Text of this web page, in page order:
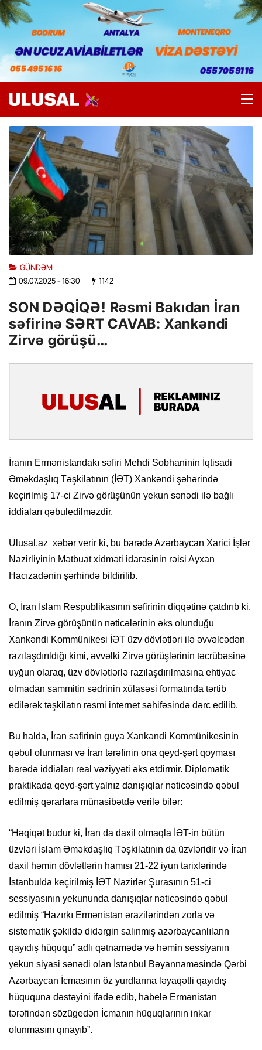
GÜNDƏM
09.07.2025- 16:30 1142
SON DƏQİQƏ! Rəsmi Bakıdan İran
səfirinə SƏRT CAVAB: Xankəndi
Zirvə görüşü…
İranın Ermənistandakı səfiri Mehdi Sobhaninin İqtisadi
Əməkdaşlıq Təşkilatının (İƏT) Xankəndi şəhərində
keçirilmiş 17-ci Zirvə görüşünün yekun sənədi ilə bağlı
iddiaları qəbuledilməzdir.
Ulusal.az xəbər verir ki, bu barədə Azərbaycan Xarici İşlər
Nazirliyinin Mətbuat xidməti idarəsinin rəisi Ayxan
Hacızadənin şərhində bildirilib.
O, İran İslam Respublikasının səfirinin diqqətinə çatdırıb ki,
İranın Zirvə görüşünün nəticələrinin əks olunduğu
Xankəndi Kommünikesi İƏT üzv dövlətləri ilə əvvəlcədən
razılaşdırıldığı kimi, əvvəlki Zirvə görüşlərinin təcrübəsinə
uyğun olaraq, üzv dövlətlərlə razılaşdırılmasına ehtiyac
olmadan sammitin sədrinin xülasəsi formatında tərtib
edilərək təşkilatın rəsmi internet səhifəsində dərc edilib.
Bu halda, İran səfirinin guya Xankəndi Kommünikesinin
qəbul olunması və İran tərəfinin ona qeyd-şərt qoyması
barədə iddiaları real vəziyyəti əks etdirmir. Diplomatik
praktikada qeyd-şərt yalnız danışıqlar nəticəsində qəbul
edilmiş qərarlara münasibətdə verilə bilər:
“Həqiqət budur ki, İran da daxil olmaqla İƏT-in bütün
üzvləri İslam Əməkdaşlıq Təşkilatının da üzvləridir və İran
daxil həmin dövlətlərin hamısı 21-22 iyun tarixlərində
İstanbulda keçirilmiş İƏT Nazirlər Şurasının 51-ci
sessiyasının yekununda danışıqlar nəticəsində qəbul
edilmiş “Hazırkı Ermənistan ərazilərindən zorla və
sistematik şəkildə didərgin salınmış azərbaycanlıların
qayıdış hüququ” adlı qətnamədə və həmin sessiyanın
yekun siyasi sənədi olan İstanbul Bəyannaməsində Qərbi
Azərbaycan İcmasının öz yurdlarına ləyaqətli qayıdış
hüququna dəstəyini ifadə edib, habelə Ermənistan
tərəfindən sözügedən İcmanın hüquqlarının inkar
olunmasını qınayıb”.